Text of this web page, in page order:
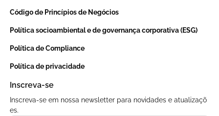
Código de Princípios de Negócios
Política socioambiental e de governança corporativa (ESG)
Política de Compliance
Política de privacidade
Inscreva-se
Inscreva-se em nossa newsletter para novidades e atualizaçõ
es.